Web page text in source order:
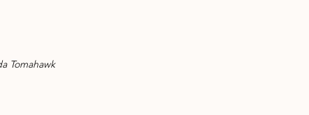
Tomahawk